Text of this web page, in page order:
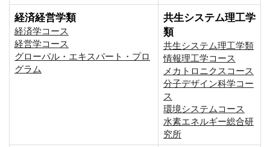
経済経営学類
経済学コース
経営学コース
グローバル・エキスパート・プロ
グラム
共生システム理工学
類
共生システム理工学類
情報理工学コース
メカトロニクスコース
分子デザイン科学コー
ス
環境システムコース
⽔素エネルギー総合研
究所